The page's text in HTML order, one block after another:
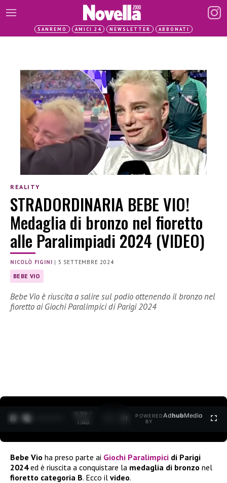
SANREMO AMICI 24 NEWSLETTER ABBONATI
REALITY
STRADORDINARIA BEBE VIO!
Medaglia di bronzo nel fioretto
alle Paralimpiadi 2024 (VIDEO)
NICOLÒ FIGINI | 5 SETTEMBRE 2024
BEBE VIO
Bebe Vio è riuscita a salire sul podio ottenendo il bronzo nel
fioretto ai Giochi Paralimpici di Parigi 2024
0:30 /
1:40
POWERED
BY
AdhubMedia
Bebe Vio ha preso parte ai Giochi Paralimpici di Parigi
2024ed è riuscita a conquistare la medaglia di bronzo nel
fioretto categoria B. Ecco il video.